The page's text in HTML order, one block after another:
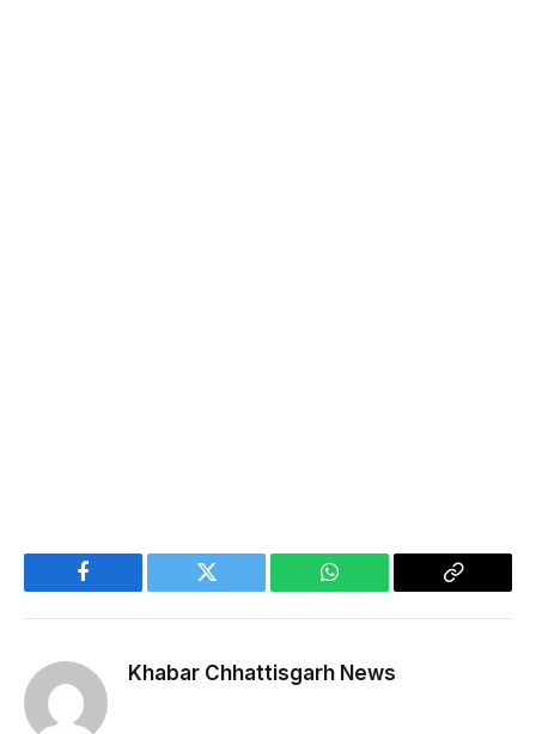
Facebook Twitter WhatsApp
Copy
Khabar Chhattisgarh News